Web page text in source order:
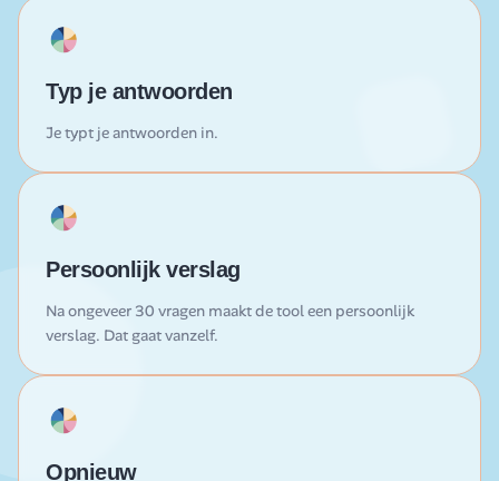
Typ je antwoorden
Je typt je antwoorden in.
Persoonlijk verslag
Na ongeveer 30 vragen maakt de tool een persoonlijk
verslag. Dat gaat vanzelf.
Opnieuw